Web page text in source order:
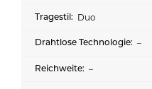
Duo
–
–